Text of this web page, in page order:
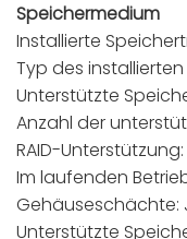
Speichermedium
Installierte
Typ des
Unterstützte
Anzahl der
RAID-
Im laufenden
Gehäuseschächte:
Unterstützte